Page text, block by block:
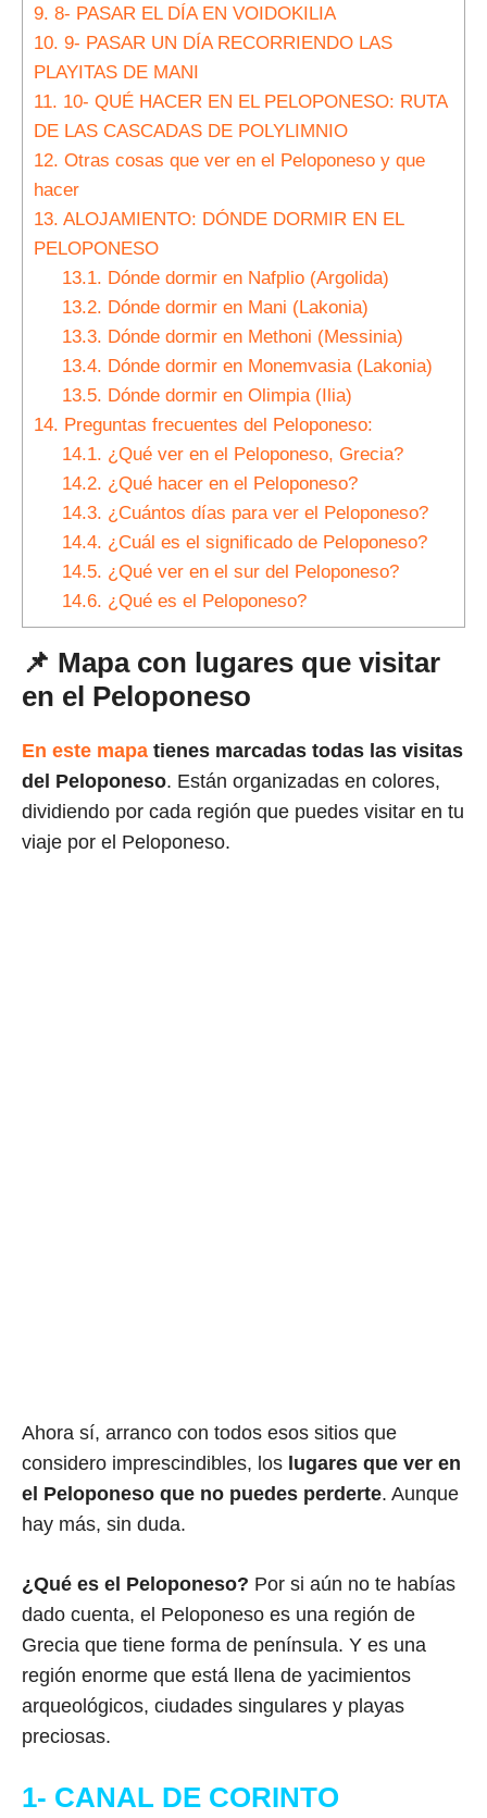
9. 8- PASAR EL DÍA EN VOIDOKILIA
10. 9- PASAR UN DÍA RECORRIENDO LAS
PLAYITAS DE MANI
11. 10- QUÉ HACER EN EL PELOPONESO: RUTA
DE LAS CASCADAS DE POLYLIMNIO
12. Otras cosas que ver en el Peloponeso y que
hacer
13. ALOJAMIENTO: DÓNDE DORMIR EN EL
PELOPONESO
13.1. Dónde dormir en Nafplio (Argolida)
13.2. Dónde dormir en Mani (Lakonia)
13.3. Dónde dormir en Methoni (Messinia)
13.4. Dónde dormir en Monemvasia (Lakonia)
13.5. Dónde dormir en Olimpia (Ilia)
14. Preguntas frecuentes del Peloponeso:
14.1. ¿Qué ver en el Peloponeso, Grecia?
14.2. ¿Qué hacer en el Peloponeso?
14.3. ¿Cuántos días para ver el Peloponeso?
14.4. ¿Cuál es el significado de Peloponeso?
14.5. ¿Qué ver en el sur del Peloponeso?
14.6. ¿Qué es el Peloponeso?
📌 Mapa con lugares que visitar
en el Peloponeso
En este mapa tienes marcadas todas las visitas
del Peloponeso. Están organizadas en colores,
dividiendo por cada región que puedes visitar en tu
viaje por el Peloponeso.
Ahora sí, arranco con todos esos sitios que
considero imprescindibles, los lugares que ver en
el Peloponeso que no puedes perderte. Aunque
hay más, sin duda.
¿Qué es el Peloponeso? Por si aún no te habías
dado cuenta, el Peloponeso es una región de
Grecia que tiene forma de península. Y es una
región enorme que está llena de yacimientos
arqueológicos, ciudades singulares y playas
preciosas.
1- CANAL DE CORINTO